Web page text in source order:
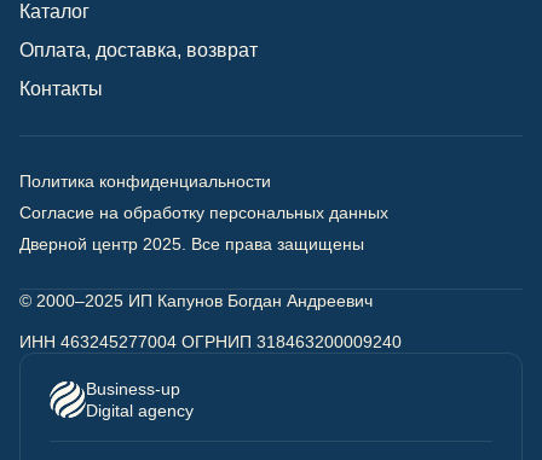
Каталог
Оплата, доставка, возврат
Контакты
Политика конфиденциальности
Согласие на обработку персональных данных
Дверной центр 2025. Все права защищены
© 2000–2025 ИП Капунов Богдан Андреевич
ИНН 463245277004 ОГРНИП 318463200009240
Business-up
Digital agency